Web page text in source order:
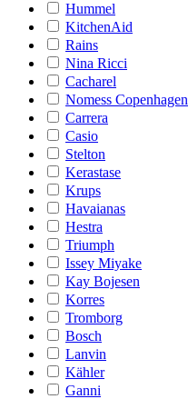
Hummel
KitchenAid
Rains
Nina Ricci
Cacharel
Nomess Copenhagen
Carrera
Casio
Stelton
Kerastase
Krups
Havaianas
Hestra
Triumph
Issey Miyake
Kay Bojesen
Korres
Tromborg
Bosch
Lanvin
Kähler
Ganni